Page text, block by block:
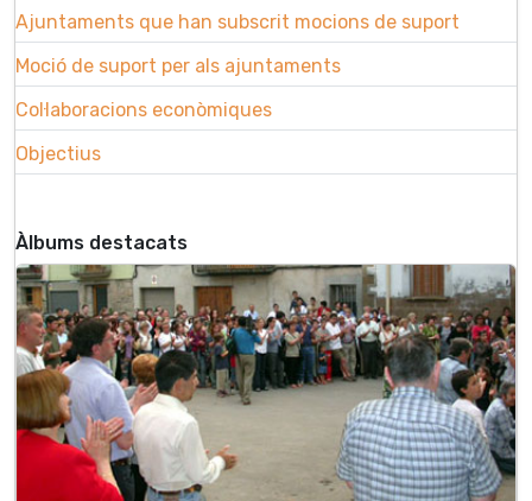
Ajuntaments que han subscrit mocions de suport
Moció de suport per als ajuntaments
Col·laboracions econòmiques
Objectius
Àlbums destacats